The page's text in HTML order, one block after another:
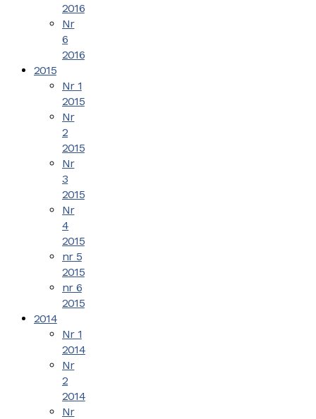
2016
Nr
6
2016
2015
Nr 1
2015
Nr
2
2015
Nr
3
2015
Nr
4
2015
nr 5
2015
nr 6
2015
2014
Nr 1
2014
Nr
2
2014
Nr